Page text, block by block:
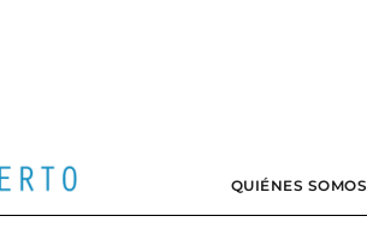
QUIÉNES SOMOS